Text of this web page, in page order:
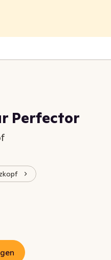
Perfector